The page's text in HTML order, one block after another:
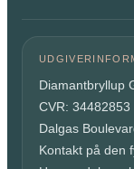
Diamantbryllup
CVR: 34482853
Dalgas
Kontakt på den